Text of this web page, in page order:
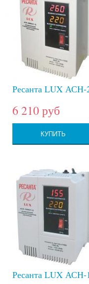
Ресанта LUX
6 210 руб
КУПИТЬ
Ресанта LUX